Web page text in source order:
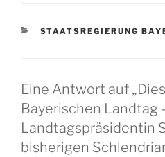
KATEGORIEN
STAATSREGIERUNG
Eine Antwort auf
Bayerischen Landtag
Landtagspräsidentin
bisherigen